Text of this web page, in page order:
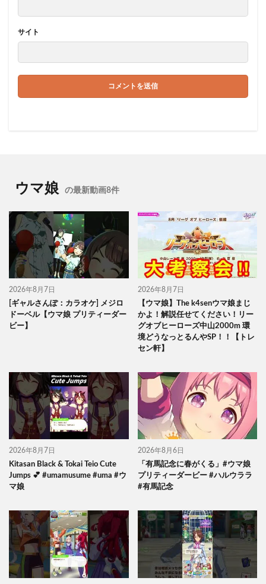
サイト
ウマ娘 の最新動画8件
2026年8月7日
[ギャルさんぽ：カラオケ] メジロ
ドーベル【ウマ娘 プリティーダー
ビー】
2026年8月7日
【ウマ娘】The k4senウマ娘まじ
かよ！解説任せてください！リー
グオブヒーローズ中山2000m 環
境どうなっとるんやSP！！【トレ
セン軒】
2026年8月7日
Kitasan Black & Tokai Teio Cute
Jumps 💕 #umamusume #uma #ウ
マ娘
2026年8月6日
「有馬記念に春がくる」#ウマ娘
プリティーダービー #ハルウララ
#有馬記念